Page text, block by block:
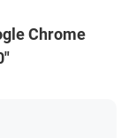
Chrome